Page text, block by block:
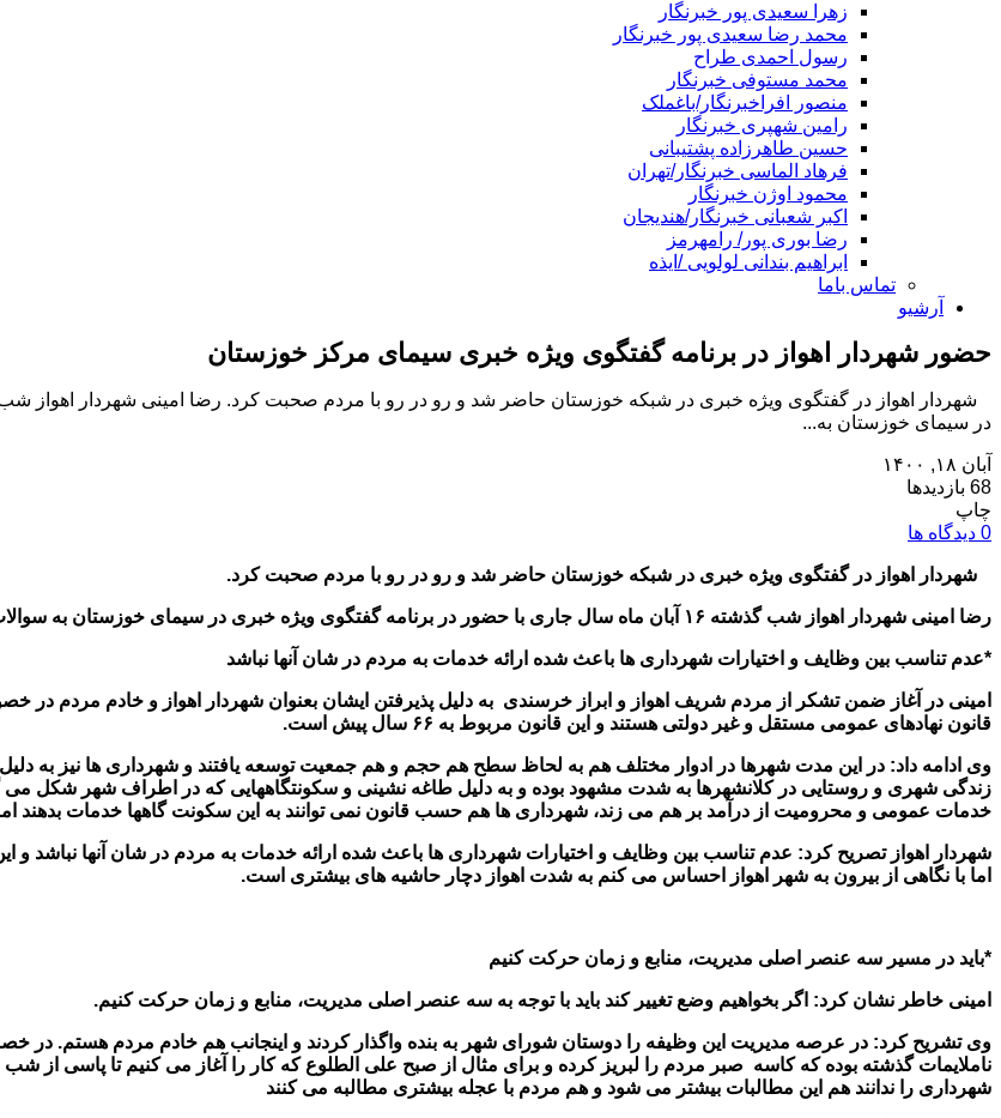
زهرا سعیدی پور خبرنگار
محمد رضا سعیدی پور خبرنگار
رسول احمدی طراح
محمد مستوفی خبرنگار
منصور افراخبرنگار/باغملک
رامین شهپری خبرنگار
حسین طاهرزاده پشتیبانی
فرهاد الماسی خبرنگار/تهران
محمود اوژن خبرنگار
اکبر شعبانی خبرنگار/هندیجان
رضا بوری پور/ رامهرمز
ابراهیم بندانی لولویی /ایذه
تماس باما
آرشیو
حضور شهردار اهواز در برنامه گفتگوی ویژه خبری سیمای مرکز خوزستان
در سیمای خوزستان به...
آبان ۱۸, ۱۴۰۰
68 بازدیدها
چاپ
0 دیدگاه ها
شهردار اهواز در گفتگوی ویژه خبری در شبکه خوزستان حاضر شد و رو در رو با مردم صحبت کرد.
رضا امینی شهردار اهواز شب گذشته ۱۶ آبان ماه سال جاری با حضور در برنامه گفتگوی ویژه خبری در سیمای خوزستان به سوالات و شائبه های مطرح شده در خصوص شهرداری پاسخ داد.
*عدم تناسب بین وظایف و اختیارات شهرداری ها باعث شده ارائه خدمات به مردم در شان آنها نباشد
امینی در آغاز ضمن تشکر از مردم شریف اهواز و ابراز خرسندی به دلیل پذیرفتن ایشان بعنوان شهردار اهواز و خادم مردم
قانون نهادهای عمومی مستقل و غیر دولتی هستند و این قانون مربوط به ۶۶ سال پیش است.
وی ادامه داد: در این مدت شهرها در ادوار مختلف هم به لحاظ سطح هم حجم و هم جمعیت توسعه یافتند و شهرداری ها نیز به
زندگی شهری و روستایی در کلانشهرها به شدت مشهود بوده و به دلیل طاغه نشینی و سکونتگاههایی که در اطراف شهر شکل می
خدمات عمومی و محرومیت از درآمد بر هم می زند، شهرداری ها هم حسب قانون نمی توانند به این سکونت گاهها خدمات بدهند اما
شهردار اهواز تصریح کرد: عدم تناسب بین وظایف و اختیارات شهرداری ها باعث شده ارائه خدمات به مردم در شان آنها
اما با نگاهی از بیرون به شهر اهواز احساس می کنم به شدت اهواز دچار حاشیه های بیشتری است.
*باید در مسیر سه عنصر اصلی مدیریت، منابع و زمان حرکت کنیم
امینی خاطر نشان کرد: اگر بخواهیم وضع تغییر کند باید با توجه به سه عنصر اصلی مدیریت، منابع و زمان حرکت کنیم.
وی تشریح کرد: در عرصه مدیریت این وظیفه را دوستان شورای شهر به بنده واگذار کردند و اینجانب هم خادم مردم هستم. در
ناملایمات گذشته بوده که کاسه صبر مردم را لبریز کرده و برای مثال از صبح علی الطلوع که کار را آغاز می کنیم تا پاسی از
شهرداری را ندانند هم این مطالبات بیشتر می شود و هم مردم با عجله بیشتری مطالبه می کنند